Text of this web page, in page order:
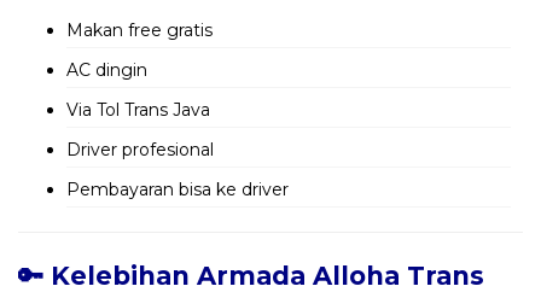
Makan free gratis
AC dingin
Via Tol Trans Java
Driver profesional
Pembayaran bisa ke driver
🔑 Kelebihan Armada Alloha Trans